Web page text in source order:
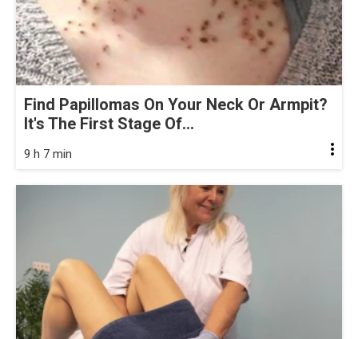
Find Papillomas On Your Neck Or Armpit?
It's The First Stage Of...
9 h 7 min